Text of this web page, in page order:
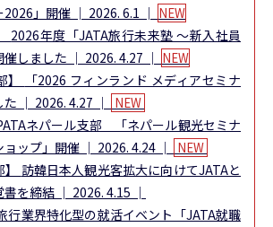
2026」開催 │ 2026. 6.1 │ NEW
2026年度「JATA旅行未来塾 ～新入社員
しました │ 2026. 4.27 │ NEW
】
「2026 フィンランド メディアセミナ
た │ 2026. 4.27 │ NEW
ネパール支部 「ネパール観光セミナ
ップ」開催 │ 2026. 4.24 │ NEW
訪韓日本人観光客拡大に向けてJATAと
書を締結 │ 2026. 4.15 │
行業界特化型の就活イベント「JATA就職